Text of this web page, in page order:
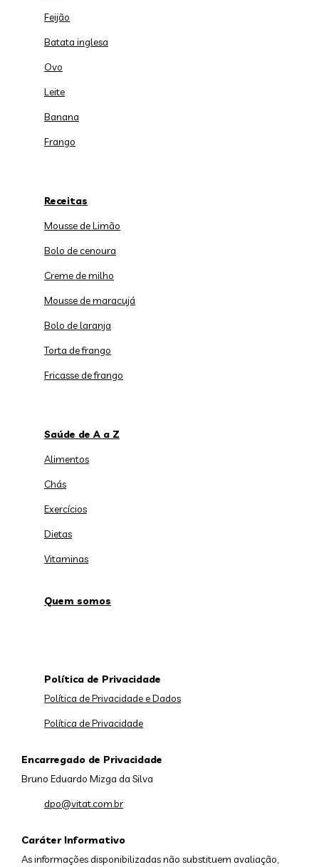
Feijão
Batata inglesa
Ovo
Leite
Banana
Frango
Receitas
Mousse de Limão
Bolo de cenoura
Creme de milho
Mousse de maracujá
Bolo de laranja
Torta de frango
Fricasse de frango
Saúde de A a Z
Alimentos
Chás
Exercícios
Dietas
Vitaminas
Quem somos
Caráter Informativo
As informações disponibilizadas não substituem avaliação,
Política de Privacidade
Política de Privacidade e Dados
Política de Privacidade
Encarregado de Privacidade
Bruno Eduardo Mizga da Silva
dpo@vitat.com.br